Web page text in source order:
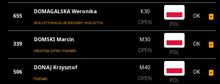
655
DOMAGALSKA Weronika
WOLSZTYNSKI KLUB BIEGOWY WOLSZTYN
K30
OPEN
POL
OK
339
DOMSKI Marcin
DRUŻYNA SZPIKU POZNAŃ
M30
OPEN
POL
OK
506
DONAJ Krzysztof
POZNAŃ
M40
OPEN
POL
OK